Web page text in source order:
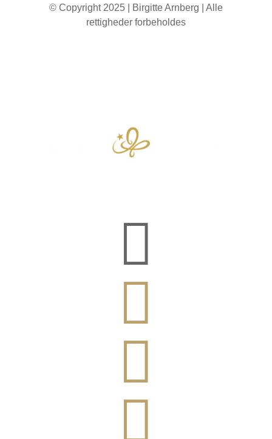
© Copyright 2025 | Birgitte Arnberg | Alle
rettigheder forbeholdes



